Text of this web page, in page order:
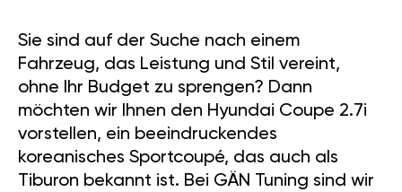
Sie sind auf der Suche nach einem
Fahrzeug, das Leistung und Stil vereint,
ohne Ihr Budget zu sprengen? Dann
möchten wir Ihnen den Hyundai Coupe 2.7i
vorstellen, ein beeindruckendes
koreanisches Sportcoupé, das auch als
Tiburon bekannt ist. Bei GÄN Tuning sind wir